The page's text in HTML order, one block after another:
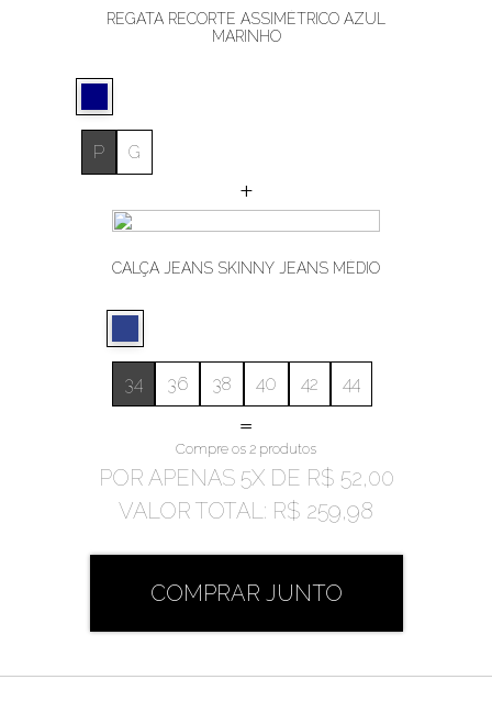
REGATA RECORTE ASSIMÉTRICO AZUL
MARINHO
P G
+
CALÇA JEANS SKINNY JEANS MÉDIO
34 36 38 40 42 44
=
Compre os 2 produtos
POR APENAS 5X DE R$ 52,00
VALOR TOTAL: R$ 259,98
COMPRAR JUNTO